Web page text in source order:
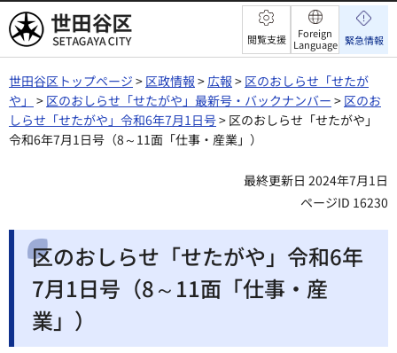
世田谷区 閲覧支援
Foreign
Language 緊急情報
世田谷区トップページ > 区政情報 >広報 > 区のおしらせ「せたが
や」 > 区のおしらせ「せたがや」最新号・バックナンバー > 区のお
しらせ「せたがや」令和6年7月1日号> 区のおしらせ「せたがや」
令和6年7月1日号（8～11面「仕事・産業」）
最終更新日 2024年7月1日
ページID 16230
区のおしらせ「せたがや」令和6年
7月1日号（8～11面「仕事・産
業」）